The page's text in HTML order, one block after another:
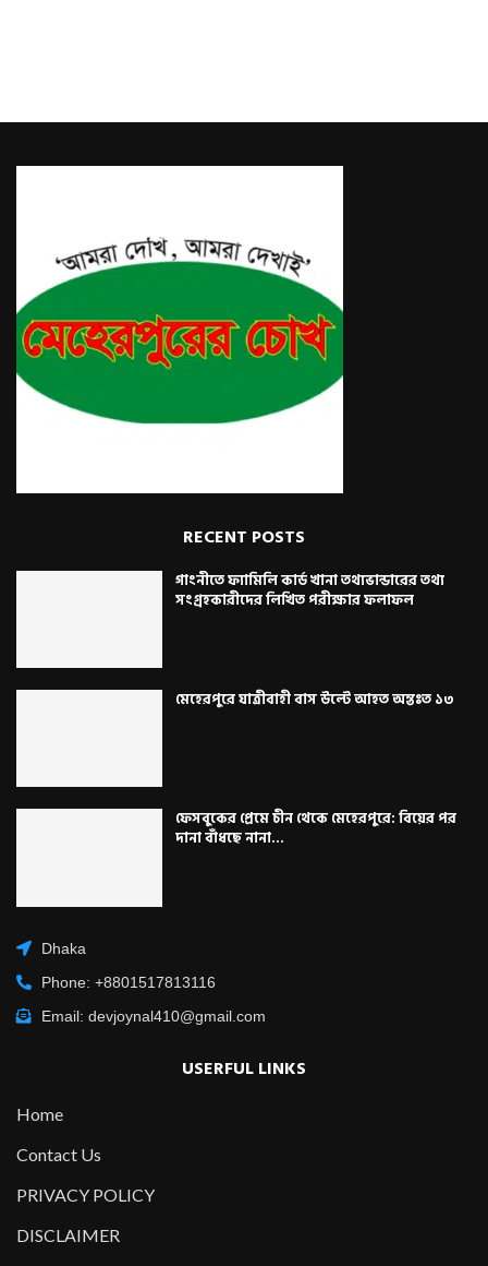
RECENT POSTS
গাংনীতে ফ্যামিলি কার্ড খানা তথ্যভান্ডারের তথ্য
সংগ্রহকারীদের লিখিত পরীক্ষার ফলাফল
মেহেরপুরে যাত্রীবাহী বাস উল্টে আহত অন্তঃত ১৩
ফেসবুকের প্রেমে চীন থেকে মেহেরপুরে: বিয়ের পর
দানা বাঁধছে নানা...
Dhaka
Phone: +8801517813116
Email: devjoynal410@gmail.com
USERFUL LINKS
Home
Contact Us
PRIVACY POLICY
DISCLAIMER